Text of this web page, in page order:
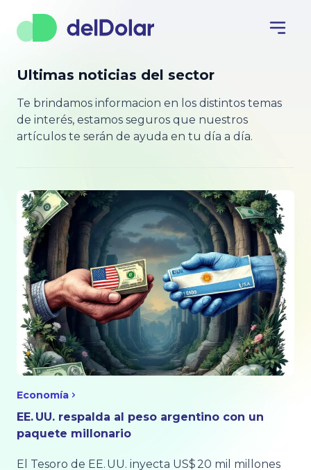
Ultimas noticias del sector
Te brindamos informacion en los distintos temas
de interés, estamos seguros que nuestros
artículos te serán de ayuda en tu día a día.
Economía
EE. UU. respalda al peso argentino con un
paquete millonario
El Tesoro de EE. UU. inyecta US$ 20 mil millones